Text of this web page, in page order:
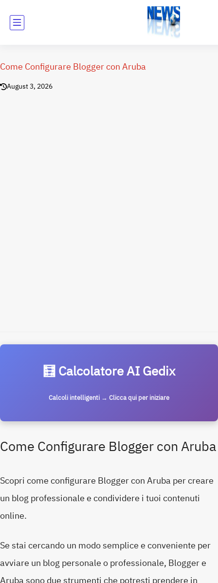
Come Configurare Blogger con Aruba
August 3, 2026
🧮 Calcolatore AI Gedix
Calcoli intelligenti → Clicca qui per iniziare
Come Configurare Blogger con Aruba
Scopri come configurare Blogger con Aruba per creare
un blog professionale e condividere i tuoi contenuti
online.
Se stai cercando un modo semplice e conveniente per
avviare un blog personale o professionale, Blogger e
Aruba sono due strumenti che potresti prendere in